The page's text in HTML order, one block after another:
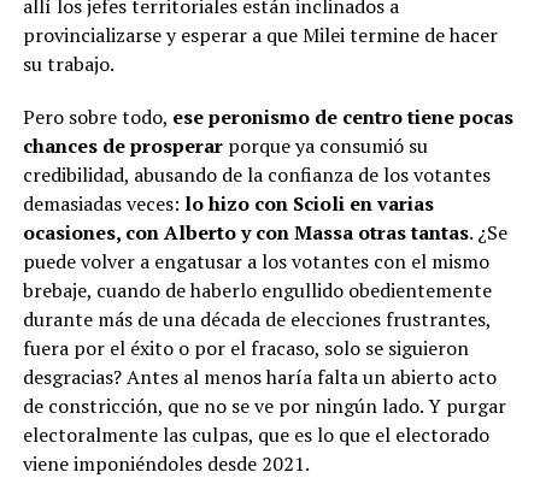
allí los jefes territoriales están inclinados a
provincializarse y esperar a que Milei termine de hacer
su trabajo.
Pero sobre todo, ese peronismo de centro tiene pocas
chances de prosperar porque ya consumió su
credibilidad, abusando de la confianza de los votantes
demasiadas veces: lo hizo con Scioli en varias
ocasiones, con Alberto y con Massa otras tantas. ¿Se
puede volver a engatusar a los votantes con el mismo
brebaje, cuando de haberlo engullido obedientemente
durante más de una década de elecciones frustrantes,
fuera por el éxito o por el fracaso, solo se siguieron
desgracias? Antes al menos haría falta un abierto acto
de constricción, que no se ve por ningún lado. Y purgar
electoralmente las culpas, que es lo que el electorado
viene imponiéndoles desde 2021.